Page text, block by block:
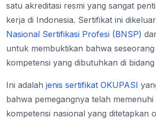
satu akreditasi resmi yang sangat
kerja di Indonesia. Sertifikat ini
Nasional Sertifikasi Profesi (BNSP)
untuk membuktikan bahwa seseorang
kompetensi yang dibutuhkan di
Ini adalah jenis sertifikat OKUPASI
bahwa pemegangnya telah
kompetensi nasional yang ditetapkan